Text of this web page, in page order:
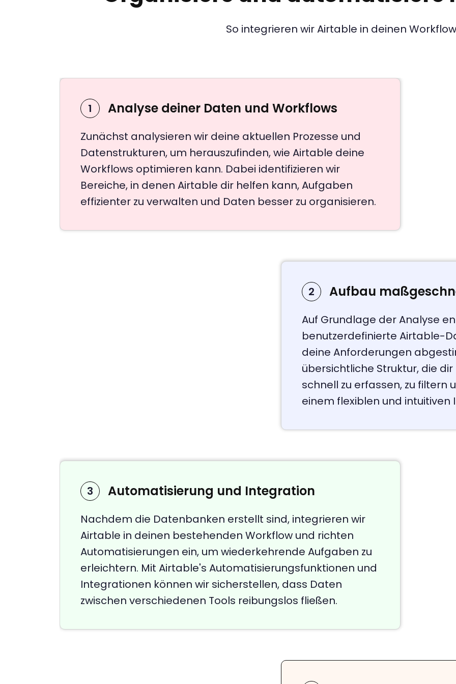
So integrieren wir Airtable in deinen
1 Analyse deiner Daten und Workflows
Zunächst analysieren wir deine aktuellen Prozesse und
Datenstrukturen, um herauszufinden, wie Airtable deine
Workflows optimieren kann. Dabei identifizieren wir
Bereiche, in denen Airtable dir helfen kann, Aufgaben
effizienter zu verwalten und Daten besser zu organisieren.
2 Aufbau
Auf Grundlage der Analyse
benutzerdefinierte Airtable-
deine Anforderungen
übersichtliche Struktur, die
schnell zu erfassen, zu filtern
einem flexiblen und intuitiven
3 Automatisierung und Integration
Nachdem die Datenbanken erstellt sind, integrieren wir
Airtable in deinen bestehenden Workflow und richten
Automatisierungen ein, um wiederkehrende Aufgaben zu
erleichtern. Mit Airtable's Automatisierungsfunktionen und
Integrationen können wir sicherstellen, dass Daten
zwischen verschiedenen Tools reibungslos fließen.